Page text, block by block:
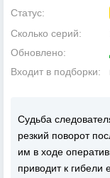
Статус:
Сколько серий:
Обновлено:
Входит в подборки:
Судьба
резкий поворот
им в ходе
приводит к гибели